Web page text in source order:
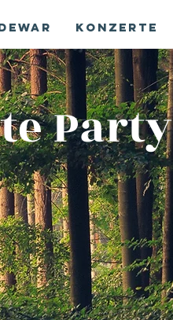
Konzerte
Party